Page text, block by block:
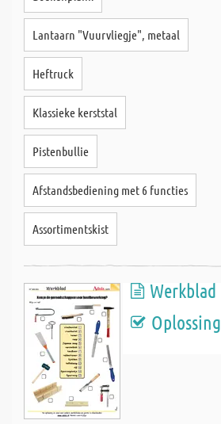
Lantaarn "Vuurvliegje", metaal
Heftruck
Klassieke kerststal
Pistenbullie
Afstandsbediening met 6 functies
Assortimentskist
Werkblad
Oplossing